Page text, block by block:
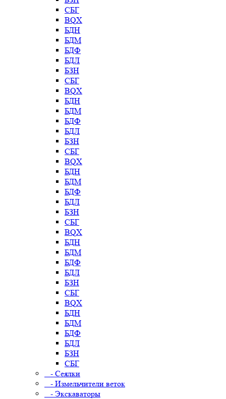
СБГ
BQX
БДН
БДМ
БДФ
БДЛ
БЗН
СБГ
BQX
БДН
БДМ
БДФ
БДЛ
БЗН
СБГ
BQX
БДН
БДМ
БДФ
БДЛ
БЗН
СБГ
BQX
БДН
БДМ
БДФ
БДЛ
БЗН
СБГ
BQX
БДН
БДМ
БДФ
БДЛ
БЗН
СБГ
- Сеялки
- Измельчители веток
- Экскаваторы